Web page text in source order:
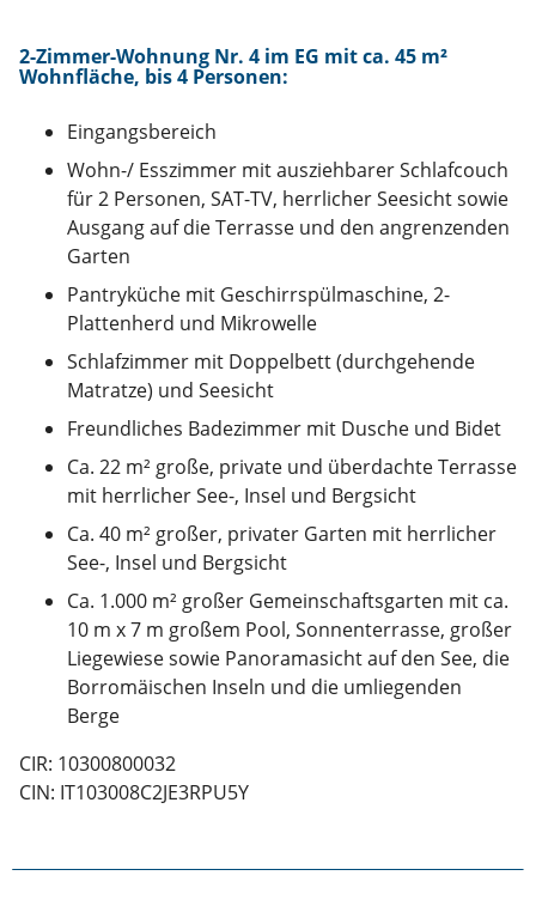
2-Zimmer-Wohnung Nr. 4 im EG mit ca. 45 m²
Wohnfläche, bis 4 Personen:
Eingangsbereich
Wohn-/ Esszimmer mit ausziehbarer Schlafcouch
für 2 Personen, SAT-TV, herrlicher Seesicht sowie
Ausgang auf die Terrasse und den angrenzenden
Garten
Pantryküche mit Geschirrspülmaschine, 2-
Plattenherd und Mikrowelle
Schlafzimmer mit Doppelbett (durchgehende
Matratze) und Seesicht
Freundliches Badezimmer mit Dusche und Bidet
Ca. 22 m² große, private und überdachte Terrasse
mit herrlicher See-, Insel und Bergsicht
Ca. 40 m² großer, privater Garten mit herrlicher
See-, Insel und Bergsicht
Ca. 1.000 m² großer Gemeinschaftsgarten mit ca.
10 m x 7 m großem Pool, Sonnenterrasse, großer
Liegewiese sowie Panoramasicht auf den See, die
Borromäischen Inseln und die umliegenden
Berge
CIR: 10300800032
CIN: IT103008C2JE3RPU5Y